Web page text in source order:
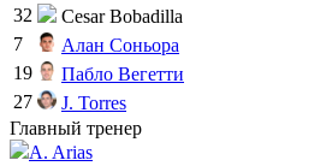
32
Cesar Bobadilla
7
Алан Соньора
19
Пабло Вегетти
27
J. Torres
Главный тренер
A. Arias